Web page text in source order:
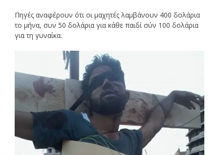
Πηγές αναφέρουν ότι οι μαχητές λαμβάνουν 400 δολάρια
το μήνα, συν 50 δολάρια για κάθε παιδί σύν 100 δολάρια
για τη γυναίκα.